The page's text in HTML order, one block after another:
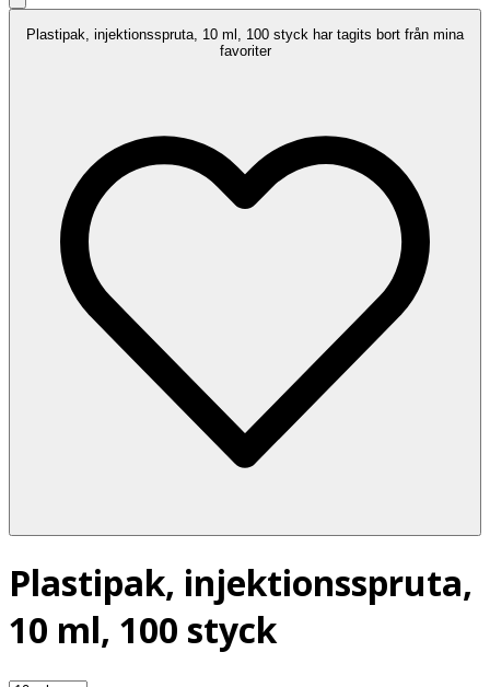
Plastipak, injektionsspruta, 10 ml, 100 styck har tagits bort från mina
favoriter
Plastipak, injektionsspruta,
10 ml, 100 styck